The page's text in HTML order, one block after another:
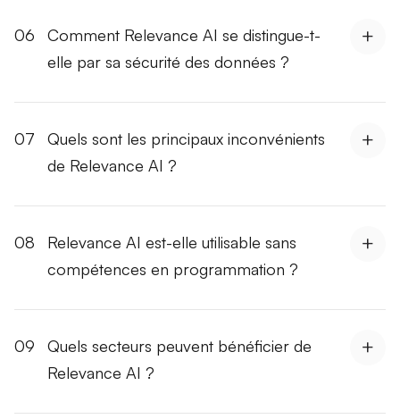
06
Comment Relevance AI se distingue-t-
elle par sa sécurité des données ?
07
Quels sont les principaux inconvénients
de Relevance AI ?
08
Relevance AI est-elle utilisable sans
compétences en programmation ?
09
Quels secteurs peuvent bénéficier de
Relevance AI ?